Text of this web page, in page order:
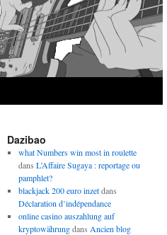
Dazibao
what Numbers win most in roulette
dans L’Affaire Sugaya : reportage ou
pamphlet?
blackjack 200 euro inzetdans
Déclaration d’indépendance
online casino auszahlung auf
kryptowährungdans Ancien blog